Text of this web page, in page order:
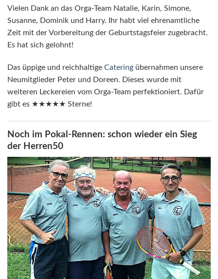
Vielen Dank an das Orga-Team Natalie, Karin, Simone,
Susanne, Dominik und Harry. Ihr habt viel ehrenamtliche
Zeit mit der Vorbereitung der Geburtstagsfeier zugebracht.
Es hat sich gelohnt!
Das üppige und reichhaltige Catering übernahmen unsere
Neumitglieder Peter und Doreen. Dieses wurde mit
weiteren Leckereien vom Orga-Team perfektioniert. Dafür
gibt es ★★★★★ Sterne!
Noch im Pokal-Rennen: schon wieder ein Sieg
der Herren50